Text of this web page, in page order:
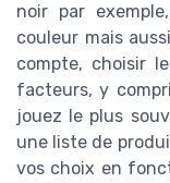
noir par
couleur mais
compte, choisir
facteurs, y
jouez le plus
une liste de
vos choix en